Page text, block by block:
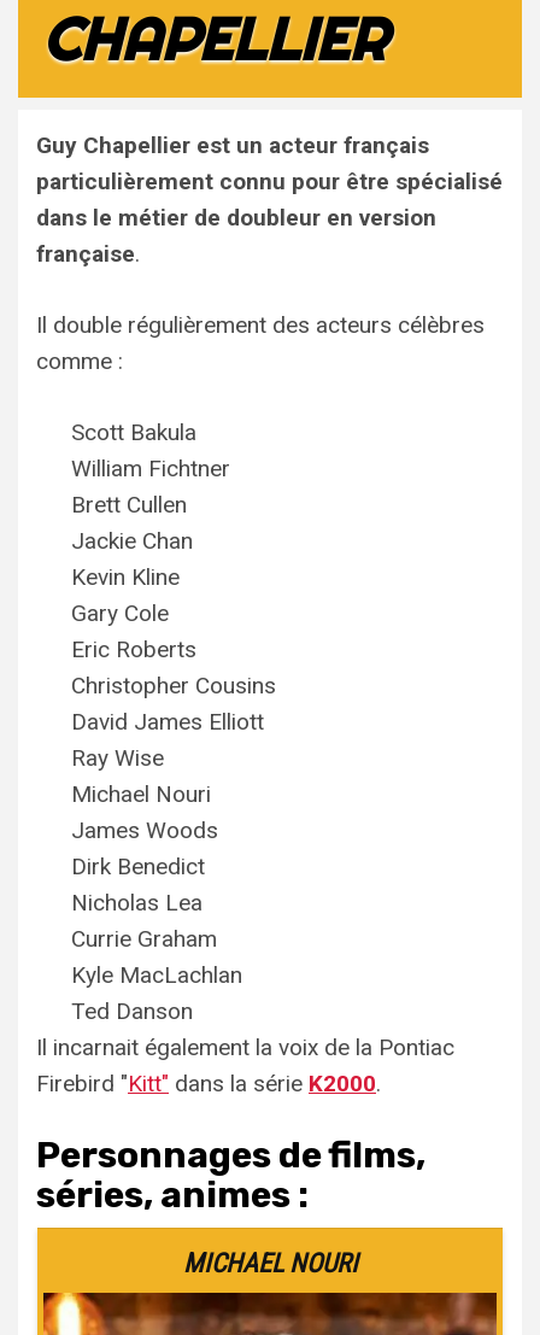
CHAPELLIER
Guy Chapellier est un acteur français
particulièrement connu pour être spécialisé
dans le métier de doubleur en version
française.
Il double régulièrement des acteurs célèbres
comme :
Scott Bakula
William Fichtner
Brett Cullen
Jackie Chan
Kevin Kline
Gary Cole
Eric Roberts
Christopher Cousins
David James Elliott
Ray Wise
Michael Nouri
James Woods
Dirk Benedict
Nicholas Lea
Currie Graham
Kyle MacLachlan
Ted Danson
Il incarnait également la voix de la Pontiac
Firebird "Kitt" dans la série K2000.
Personnages de films,
séries, animes :
MICHAEL NOURI